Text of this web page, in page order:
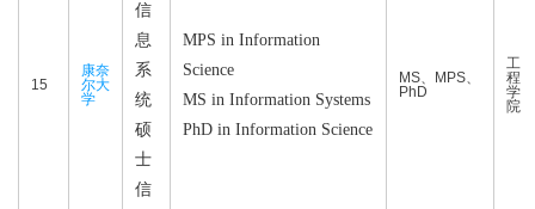
15
康奈
尔大
学
信
息
系
统
硕
士
信
MPS in Information
Science
MS in Information Systems
PhD in Information Science
MS、MPS、
PhD
工
程
学
院